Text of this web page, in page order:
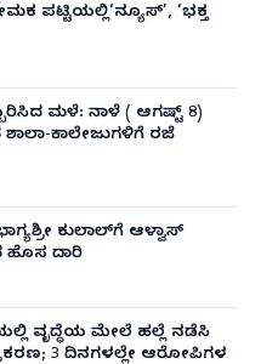
ಪಟ್ಟಿಯಲ್ಲಿ‘ನ್ಯೂಸ್’, ‘ಭಕ್ತ
ಮಳೆ: ನಾಳೆ ( ಆಗಷ್ಟ್ 8)
ಕಾಲೇಜುಗಳಿಗೆ ರಜೆ
ಕುಲಾಲ್‌ಗೆ ಆಳ್ವಾಸ್
ಹೊಸ ದಾರಿ
ವೃದ್ಧೆಯ ಮೇಲೆ ಹಲ್ಲೆ ನಡೆಸಿ
3 ದಿನಗಳಲ್ಲೇ ಆರೋಪಿಗಳ